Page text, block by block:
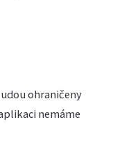
ohraničeny
nemáme